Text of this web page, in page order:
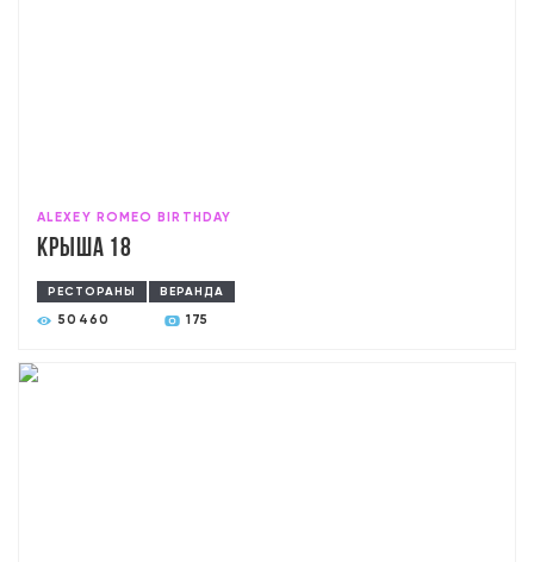
ALEXEY ROMEO BIRTHDAY
Крыша 18
РЕСТОРАНЫ ВЕРАНДА
50460 175